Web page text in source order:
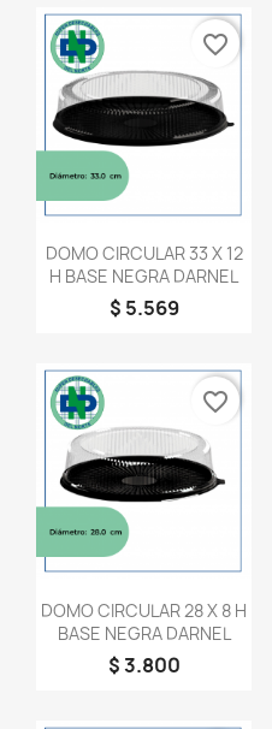
Vista rápida
DOMO CIRCULAR 33 X 12
H BASE NEGRA DARNEL
$ 5.569
favorite_border
Vista rápida
DOMO CIRCULAR 28 X 8 H
BASE NEGRA DARNEL
$ 3.800
favorite_border